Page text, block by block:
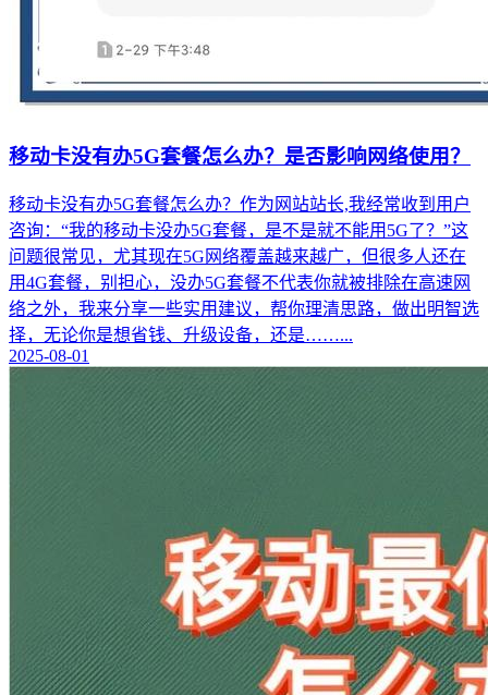
移动卡没有办5G套餐怎么办？是否影响网络使用？
移动卡没有办5G套餐怎么办？作为网站站长,我经常收到用户
咨询：“我的移动卡没办5G套餐，是不是就不能用5G了？”这
问题很常见，尤其现在5G网络覆盖越来越广，但很多人还在
用4G套餐，别担心，没办5G套餐不代表你就被排除在高速网
络之外，我来分享一些实用建议，帮你理清思路，做出明智选
择，无论你是想省钱、升级设备，还是……...
2025-08-01